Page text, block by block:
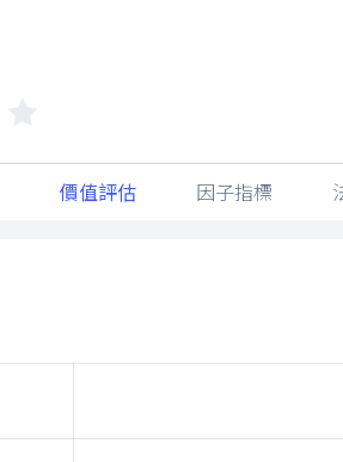
價值評估 因子指標